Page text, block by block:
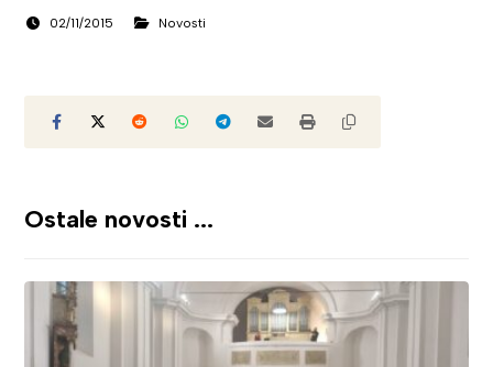
02/11/2015 Novosti
Ostale novosti ...